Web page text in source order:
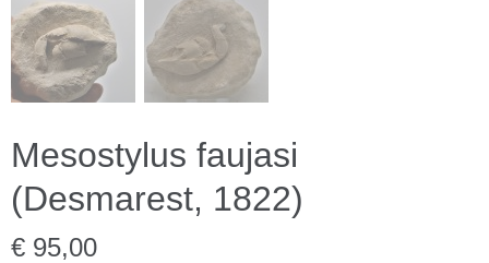
Mesostylus faujasi
(Desmarest, 1822)
€ 95,00